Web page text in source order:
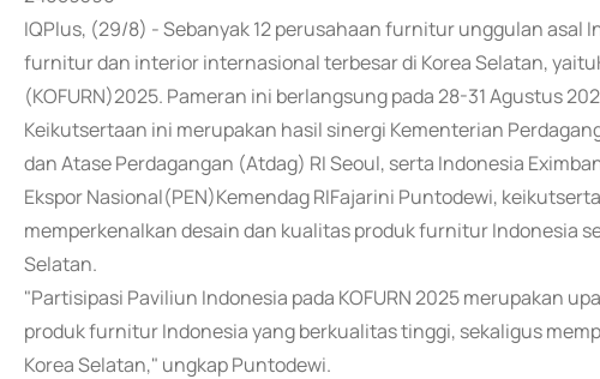
IQPlus, (29/8) - Sebanyak 12 perusahaan furnitur unggulan asal
furnitur dan interior internasional terbesar di Korea Selatan,
(KOFURN)2025. Pameran ini berlangsung pada 28-31 Agustus
Keikutsertaan ini merupakan hasil sinergi Kementerian
dan Atase Perdagangan (Atdag) RI Seoul, serta Indonesia
Ekspor Nasional(PEN)Kemendag RIFajarini Puntodewi,
memperkenalkan desain dan kualitas produk furnitur Indonesia
Selatan.
"Partisipasi Paviliun Indonesia pada KOFURN 2025 merupakan
produk furnitur Indonesia yang berkualitas tinggi, sekaligus
Korea Selatan," ungkap Puntodewi.